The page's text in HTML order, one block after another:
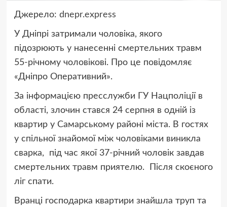
Джерело: dnepr.express
У Дніпрі затримали чоловіка, якого
підозрюють у нанесенні смертельних травм
55-річному чоловікові. Про це повідомляє
«Дніпро Оперативний».
За інформацією пресслужби ГУ Нацполіції в
області, злочин стався 24 серпня в одній із
квартир у Самарському районі міста. В гостях
у спільної знайомої між чоловіками виникла
сварка, під час якої 37-річний чоловік завдав
смертельних травм приятелю. Після скоєного
ліг спати.
Вранці господарка квартири знайшла труп та